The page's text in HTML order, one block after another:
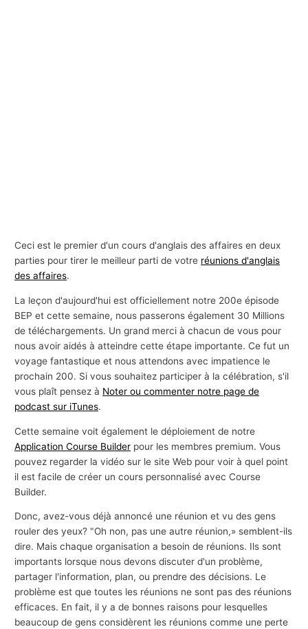
Ceci est le premier d'un cours d'anglais des affaires en deux
parties pour tirer le meilleur parti de votre réunions d'anglais
des affaires.
La leçon d'aujourd'hui est officiellement notre 200e épisode
BEP et cette semaine, nous passerons également 30 Millions
de téléchargements. Un grand merci à chacun de vous pour
nous avoir aidés à atteindre cette étape importante. Ce fut un
voyage fantastique et nous attendons avec impatience le
prochain 200. Si vous souhaitez participer à la célébration, s'il
vous plaît pensez à Noter ou commenter notre page de
podcast sur iTunes.
Cette semaine voit également le déploiement de notre
Application Course Builder pour les membres premium. Vous
pouvez regarder la vidéo sur le site Web pour voir à quel point
il est facile de créer un cours personnalisé avec Course
Builder.
Donc, avez-vous déjà annoncé une réunion et vu des gens
rouler des yeux? "Oh non, pas une autre réunion,» semblent-ils
dire. Mais chaque organisation a besoin de réunions. Ils sont
importants lorsque nous devons discuter d'un problème,
partager l'information, plan, ou prendre des décisions. Le
problème est que toutes les réunions ne sont pas des réunions
efficaces. En fait, il y a de bonnes raisons pour lesquelles
beaucoup de gens considèrent les réunions comme une perte